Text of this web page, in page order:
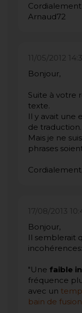
Cordialement
Arnaud72
11/05/2012
Bonjour,
Suite à votre
texte.
Il y avait une
de traduction.
Mais je ne
phrases
Cordialement,
17/08/2013
Bonjour,
Il semblerait
incohérences:
"Une faible
fréquence
avec un
bain de fusion